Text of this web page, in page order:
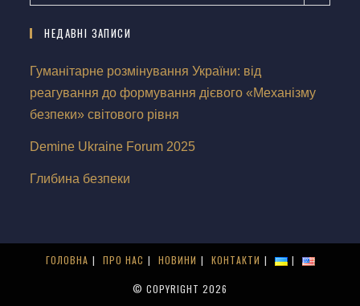
НЕДАВНІ ЗАПИСИ
Гуманітарне розмінування України: від
реагування до формування дієвого «Механізму
безпеки» світового рівня
Demine Ukraine Forum 2025
Глибина безпеки
ГОЛОВНА ПРО НАС НОВИНИ КОНТАКТИ
© COPYRIGHT 2026